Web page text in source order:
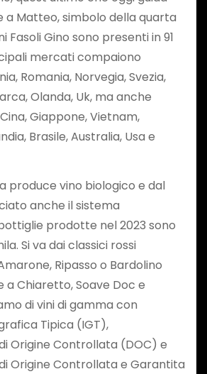
a Matteo, simbolo della quarta
Fasoli Gino sono presenti in 91
mercati compaiono
Romania, Norvegia, Svezia,
Olanda, Uk, ma anche
Giappone, Vietnam,
Brasile, Australia, Usa e
produce vino biologico e dal
anche il sistema
prodotte nel 2023 sono
Si va dai classici rossi
Ripasso o Bardolino
a Chiaretto, Soave Doc e
di vini di gamma con
Tipica (IGT),
Origine Controllata (DOC) e
Origine Controllata e Garantita